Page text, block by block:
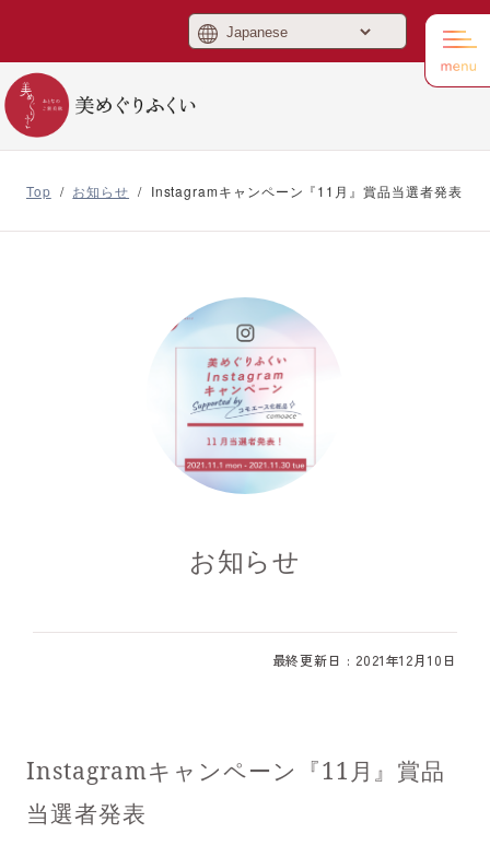
Top / お知らせ / Instagramキャンペーン『11月』賞品当選者発表
お知らせ
最終更新日 : 2021年12月10日
Instagramキャンペーン『11月』賞品
当選者発表